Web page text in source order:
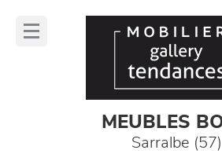
MEUBLES
Sarralbe (57)